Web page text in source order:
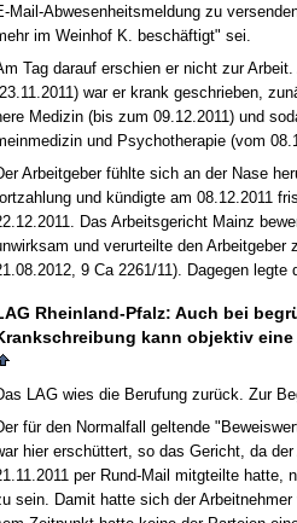
Mail-Ab­we­sen­heits­mel­dung zu
im Wein­hof K. beschäftigt" sei.
Tag dar­auf er­schien er nicht zur
war er krank ge­schrie­ben,
Me­di­zin (bis zum 09.12.2011) und
und Psy­cho­the­ra­pie (vom
Ar­beit­ge­ber fühl­te sich an der Na­se
und kündig­te am 08.12.2011
Das Ar­beits­ge­richt Mainz
und ver­ur­teil­te den Ar­beit­ge­ber
9 Ca 2261/11). Da­ge­gen leg­te
Rhein­land-Pfalz: Auch bei
kann ob­jek­tiv
LAG wies die Be­ru­fung zurück. Zur
für den Nor­mal­fall gel­ten­de
hier erschüttert, so das Ge­richt, da
per Rund-Mail mitg­teil­te hat­te,
sein. Da­mit hat­te sich der